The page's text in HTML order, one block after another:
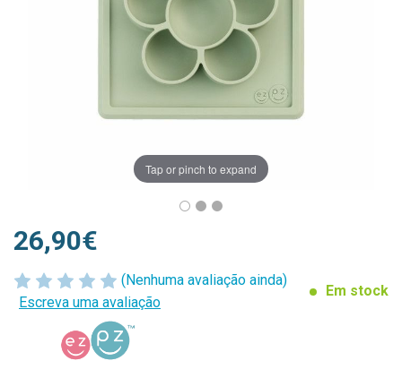
Tap or pinch to expand
(Nenhuma avaliação ainda)
Escreva uma avaliação
Em stock
26,90€